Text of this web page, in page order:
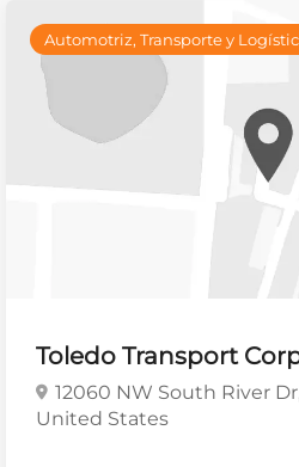
Automotriz, Transporte y
Toledo Transport
12060 NW South River
United States